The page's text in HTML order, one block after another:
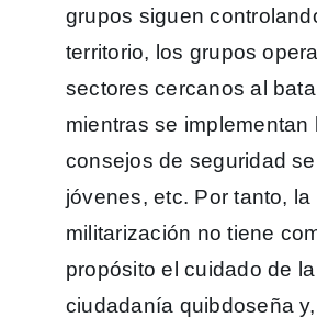
grupos siguen
territorio, los grupos
sectores cercanos al
mientras se implementan
consejos de seguridad
jóvenes, etc. Por tanto, la
militarización no tiene
propósito el cuidado de
ciudadanía quibdoseña